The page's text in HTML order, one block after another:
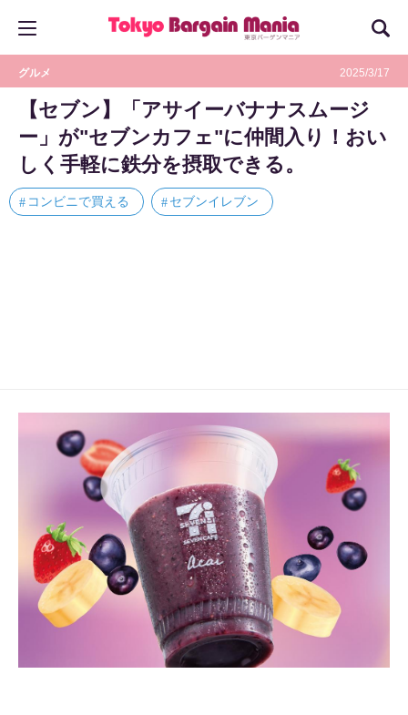
グルメ 2025/3/17
【セブン】「アサイーバナナスムージ
ー」が"セブンカフェ"に仲間入り！おい
しく手軽に鉄分を摂取できる。
コンビニで買える セブンイレブン